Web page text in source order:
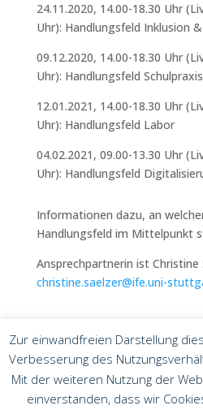
24.11.2020, 14.00-18.30 Uhr
Uhr): Handlungsfeld Inklusion
09.12.2020, 14.00-18.30 Uhr
Uhr): Handlungsfeld Schulpraxis
12.01.2021, 14.00-18.30 Uhr
Uhr): Handlungsfeld Labor
04.02.2021, 09.00-13.30 Uhr
Uhr): Handlungsfeld
Informationen dazu, an
Handlungsfeld im Mittelpunkt
Ansprechpartnerin ist Christine
christine.saelzer@ife.uni-
Zur einwandfreien Darstellung
Verbesserung des
Mit der weiteren Nutzung der
einverstanden, dass wir